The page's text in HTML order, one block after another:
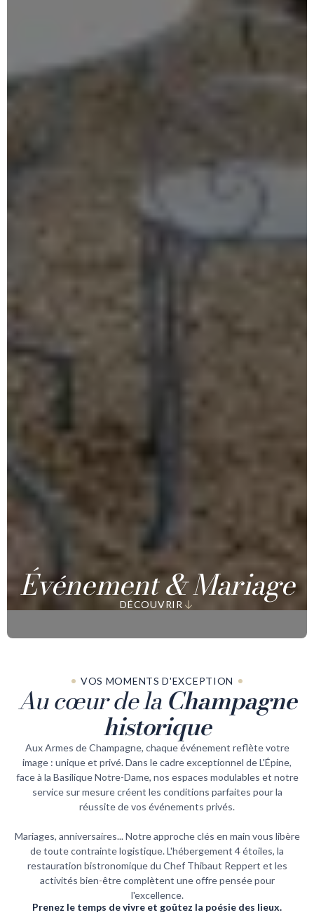
Événement & Mariage
DÉCOUVRIR
VOS MOMENTS D'EXCEPTION
Au cœur de laChampagne
historique
Aux Armes de Champagne, chaque événement reflète votre
image : unique et privé. Dans le cadre exceptionnel de L'Épine,
face à la Basilique Notre-Dame, nos espaces modulables et notre
service sur mesure créent les conditions parfaites pour la
réussite de vos événements privés.
Mariages, anniversaires... Notre approche clés en main vous libère
de toute contrainte logistique. L'hébergement 4 étoiles, la
restauration bistronomique du Chef Thibaut Reppert et les
activités bien-être complètent une offre pensée pour
l'excellence.
Prenez le temps de vivre et goûtez la poésie des lieux.